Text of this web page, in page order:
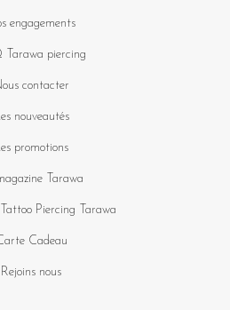
engagements
Tarawa piercing
contacter
nouveautés
promotions
Tarawa
Piercing Tarawa
Cadeau
Rejoins nous